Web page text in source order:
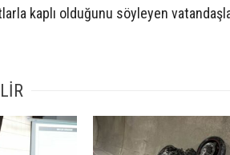
kaplı olduğunu söyleyen